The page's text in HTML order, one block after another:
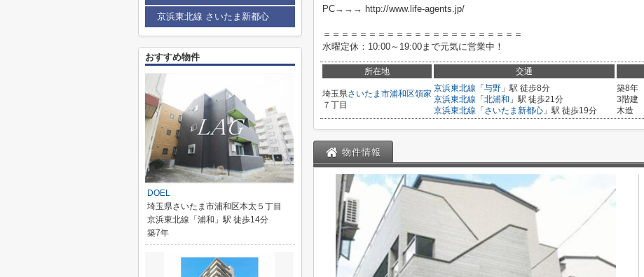
PC→→→ http://www.life-agents.jp/
＝＝＝＝＝＝＝＝＝＝＝＝＝＝＝＝＝＝＝＝＝＝
水曜定休：10:00～19:00まで元気に営業中！
所在地 交通
埼玉県さいたま市浦和区領家
７丁目
京浜東北線 「 与野 」駅 徒歩8分
京浜東北線 「 北浦和 」駅 徒歩21分
京浜東北線 「 さいたま新都心 」駅 徒歩19分
築8年
3階建
木造
物件情報
京浜東北線 さいたま新都心
おすすめ物件
DOEL
埼玉県さいたま市浦和区本太５丁目
京浜東北線「浦和」駅 徒歩14分
築7年